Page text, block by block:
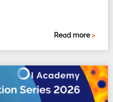
Read more>